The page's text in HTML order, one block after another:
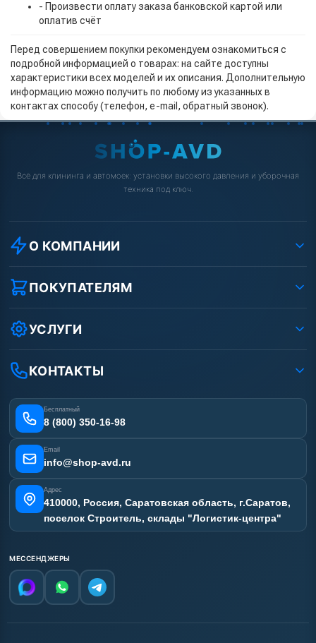
- Произвести оплату заказа банковской картой или
оплатив счёт
Перед совершением покупки рекомендуем ознакомиться с
подробной информацией о товарах: на сайте доступны
характеристики всех моделей и их описания. Дополнительную
информацию можно получить по любому из указанных в
контактах способу (телефон, e-mail, обратный звонок).
Всё для клининга и автомоек: установки высокого давления и уборочная
техника под ключ.
О КОМПАНИИ
О компании
Реквизиты ООО «Шоп АВД»
Условия соглашения
Вакансии
Статьи
ПОКУПАТЕЛЯМ
Как заказать?
Оплата
Лизинг
Получить скидку
УСЛУГИ
Ремонт АВД
Сертификаты
Отзывы наших клиентов
Карта сайта
КОНТАКТЫ
Бесплатный
8 (800) 350-16-98
Email
info@shop-avd.ru
Адрес
410000, Россия, Саратовская область, г.Саратов,
поселок Строитель, склады "Логистик-центра"
МЕССЕНДЖЕРЫ